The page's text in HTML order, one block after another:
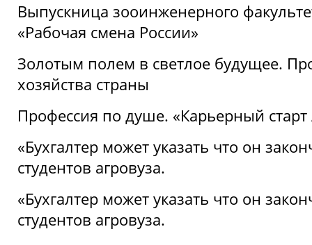
Выпускница зооинженерного
«Рабочая смена России»
Золотым полем в светлое будущее.
хозяйства страны
Профессия по душе. «Карьерный
«Бухгалтер может указать что он
студентов агровуза.
«Бухгалтер может указать что он
студентов агровуза.